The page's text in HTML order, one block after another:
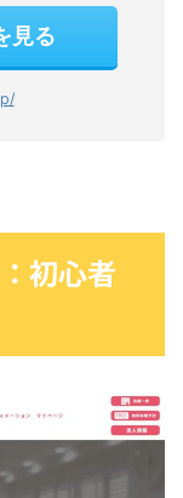
見る
初心者